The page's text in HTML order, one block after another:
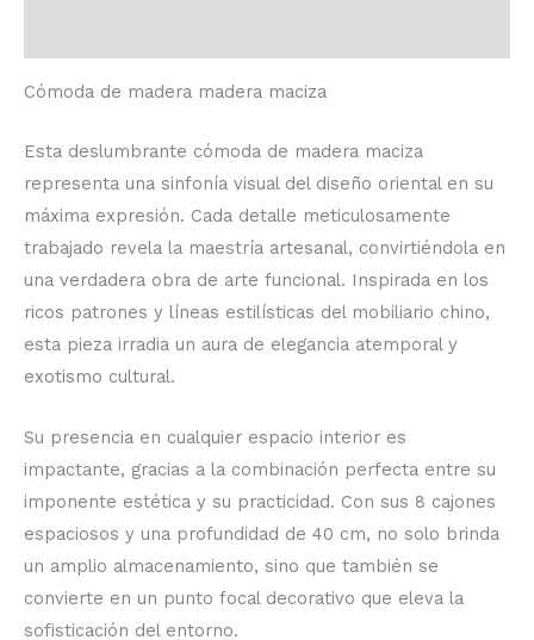
Cómoda de madera madera maciza
Esta deslumbrante cómoda de madera maciza
representa una sinfonía visual del diseño oriental en su
máxima expresión. Cada detalle meticulosamente
trabajado revela la maestría artesanal, convirtiéndola en
una verdadera obra de arte funcional. Inspirada en los
ricos patrones y líneas estilísticas del mobiliario chino,
esta pieza irradia un aura de elegancia atemporal y
exotismo cultural.
Su presencia en cualquier espacio interior es
impactante, gracias a la combinación perfecta entre su
imponente estética y su practicidad. Con sus 8 cajones
espaciosos y una profundidad de 40 cm, no solo brinda
un amplio almacenamiento, sino que también se
convierte en un punto focal decorativo que eleva la
sofisticación del entorno.